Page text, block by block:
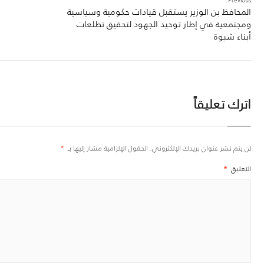
المحافظ بن الوزير يستقبل قيادات حكومية وسياسية
ومجتمعية في إطار توحيد الجهود لتحقيق تطلعات
أبناء شبوة
اترك تعليقاً
لن يتم نشر عنوان بريدك الإلكتروني. الحقول الإلزامية مشار إليها بـ *
التعليق *